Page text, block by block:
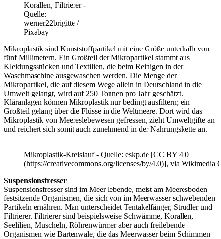
Korallen, Filtrierer -
Quelle:
werner22brigitte /
Pixabay
Mikroplastik sind Kunststoffpartikel mit eine Größe unterhalb von
fünf Millimetern. Ein Großteil der Mikropartikel stammt aus
Kleidungsstücken und Textilien, die beim Reinigen in der
Waschmaschine ausgewaschen werden. Die Menge der
Mikropartikel, die auf diesem Wege allein in Deutschland in die
Umwelt gelangt, wird auf 250 Tonnen pro Jahr geschätzt.
Kläranlagen können Mikroplastik nur bedingt ausfiltern; ein
Großteil gelang über die Flüsse in die Weltmeere. Dort wird das
Mikroplastik von Meereslebewesen gefressen, zieht Umweltgifte an
und reichert sich somit auch zunehmend in der Nahrungskette an.
Mikroplastik-Kreislauf - Quelle: eskp.de [CC BY 4.0
(https://creativecommons.org/licenses/by/4.0)], via Wikimedia
Suspensionsfresser
Suspensionsfresser sind im Meer lebende, meist am Meeresboden
festsitzende Organismen, die sich von im Meerwasser schwebenden
Partikeln ernähren. Man unterscheidet Tentakelfänger, Strudler und
Filtrierer. Filtrierer sind beispielsweise Schwämme, Korallen,
Seelilien, Muscheln, Röhrenwürmer aber auch freilebende
Organismen wie Bartenwale, die das Meerwasser beim Schimmen